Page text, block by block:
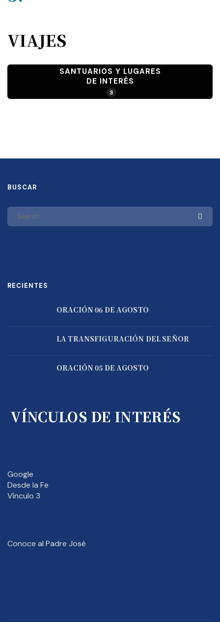
VIAJES
SANTUARIOS Y LUGARES
DE INTERÉS
3
BUSCAR
RECIENTES
ORACIÓN 06 DE AGOSTO
LA TRANSFIGURACIÓN DEL SEÑOR
ORACIÓN 05 DE AGOSTO
VÍNCULOS DE INTERÉS
Google
Desde la Fe
Vínculo 3
Conoce al Padre José